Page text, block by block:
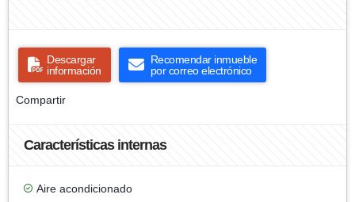
Descargar
información
Recomendar inmueble
por correo electrónico
Compartir
Características internas
Aire acondicionado